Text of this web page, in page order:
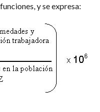
y se expresa: